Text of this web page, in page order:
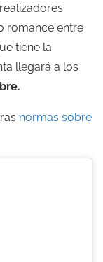
romance entre
tiene la
llegará a los
normas sobre